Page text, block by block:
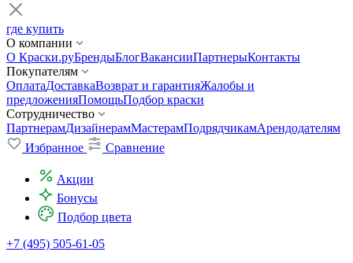
где купить
О компании
О Краски.руБрендыБлогВакансииПартнерыКонтакты
Покупателям
ОплатаДоставкаВозврат и гарантияЖалобы и
предложенияПомощьПодбор краски
Сотрудничество
ПартнерамДизайнерамМастерамПодрядчикамАрендодателям
Избранное
Сравнение
Акции
Бонусы
Подбор цвета
+7 (495) 505-61-05